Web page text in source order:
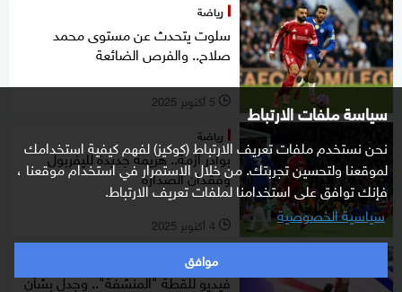
سياسة ملفات الارتباط
نحن نستخدم ملفات تعريف الارتباط (كوكيز) لفهم كيفية استخدامك
لموقعنا ولتحسين تجربتك. من خلال الاستمرار في استخدام موقعنا ،
فإنك توافق على استخدامنا لملفات تعريف الارتباط.
سياسية الخصوصية
موافق
رياضة
سلوت يتحدث عن مستوى محمد
صلاح.. والفرص الضائعة
l 5 أكتوبر 2025
رياضة
بوادر أزمة.. هزيمة جديدة لليفربول
وفقدان الصدارة
l 4 أكتوبر 2025
رياضة
فيديو للقطة "المنشفة".. وجدل بشأن